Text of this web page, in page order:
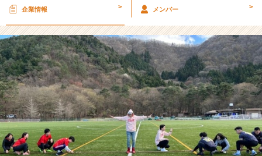
社
H
R
t
e
a
m
の
タ
イ
ム
企業情報 > メンバー >